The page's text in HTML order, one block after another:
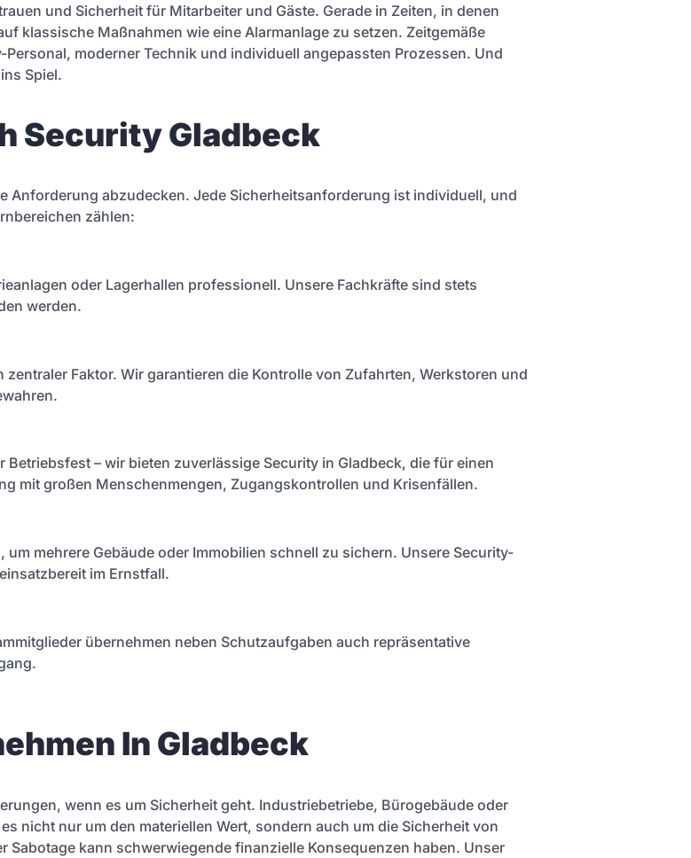
und Sicherheit für Mitarbeiter und Gäste. Gerade in Zeiten, in denen
klassische Maßnahmen wie eine Alarmanlage zu setzen. Zeitgemäße
moderner Technik und individuell angepassten Prozessen. Und
Spiel.
Security Gladbeck
Anforderung abzudecken. Jede Sicherheitsanforderung ist individuell, und
zählen:
oder Lagerhallen professionell. Unsere Fachkräfte sind stets
werden.
Faktor. Wir garantieren die Kontrolle von Zufahrten, Werkstoren und
– wir bieten zuverlässige Security in Gladbeck, die für einen
mit großen Menschenmengen, Zugangskontrollen und Krisenfällen.
mehrere Gebäude oder Immobilien schnell zu sichern. Unsere Security-
im Ernstfall.
übernehmen neben Schutzaufgaben auch repräsentative
In Gladbeck
wenn es um Sicherheit geht. Industriebetriebe, Bürogebäude oder
nicht nur um den materiellen Wert, sondern auch um die Sicherheit von
kann schwerwiegende finanzielle Konsequenzen haben. Unser